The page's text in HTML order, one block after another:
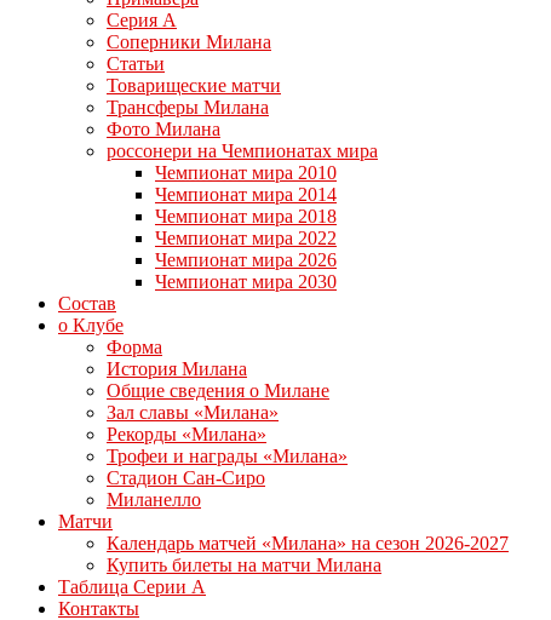
Серия А
Соперники Милана
Статьи
Товарищеские матчи
Трансферы Милана
Фото Милана
россонери на Чемпионатах мира
Чемпионат мира 2010
Чемпионат мира 2014
Чемпионат мира 2018
Чемпионат мира 2022
Чемпионат мира 2026
Чемпионат мира 2030
Состав
о Клубе
Форма
История Милана
Общие сведения о Милане
Зал славы «Милана»
Рекорды «Милана»
Трофеи и награды «Милана»
Стадион Сан-Сиро
Миланелло
Матчи
Календарь матчей «Милана» на сезон 2026-2027
Купить билеты на матчи Милана
Таблица Серии А
Контакты